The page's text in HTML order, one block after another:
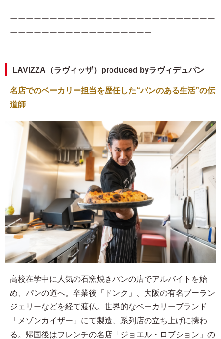
ーーーーーーーーーーーーーーーーーーーーーーーーーー
ーーーーーーーーーーーーーーーーーー
LAVIZZA（ラヴィッザ）produced byラヴィデュパン
名店でのベーカリー担当を歴任した“パンのある生活”の伝
道師
高校在学中に人気の石窯焼きパンの店でアルバイトを始
め、パンの道へ。卒業後「ドンク」、大阪の有名ブーラン
ジェリーなどを経て渡仏。世界的なベーカリーブランド
「メゾンカイザー」にて製造、系列店の立ち上げに携わ
る。帰国後はフレンチの名店「ジョエル・ロブション」の